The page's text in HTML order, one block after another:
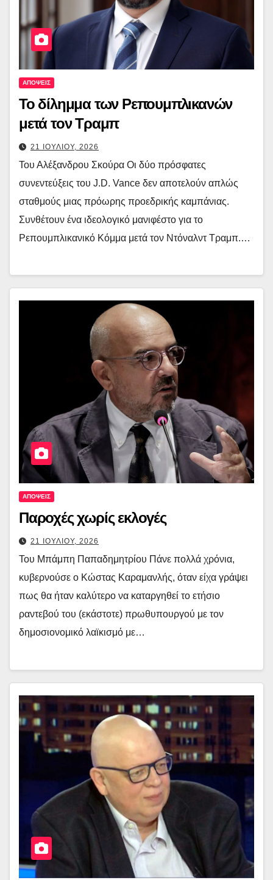
ΑΠΟΨΕΙΣ
Το δίλημμα των Ρεπουμπλικανών
μετά τον Τραμπ
21 ΙΟΥΛΙΟΥ, 2026
Του Αλέξανδρου Σκούρα Οι δύο πρόσφατες
συνεντεύξεις του J.D. Vance δεν αποτελούν απλώς
σταθμούς μιας πρόωρης προεδρικής καμπάνιας.
Συνθέτουν ένα ιδεολογικό μανιφέστο για το
Ρεπουμπλικανικό Κόμμα μετά τον Ντόναλντ Τραμπ.…
ΑΠΟΨΕΙΣ
Παροχές χωρίς εκλογές
21 ΙΟΥΛΙΟΥ, 2026
Του Μπάμπη Παπαδημητρίου Πάνε πολλά χρόνια,
κυβερνούσε ο Κώστας Καραμανλής, όταν είχα γράψει
πως θα ήταν καλύτερο να καταργηθεί το ετήσιο
ραντεβού του (εκάστοτε) πρωθυπουργού με τον
δημοσιονομικό λαϊκισμό με…